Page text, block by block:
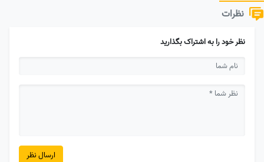
نظرات
نظر خود را به اشتراک بگذارید
ارسال نظر